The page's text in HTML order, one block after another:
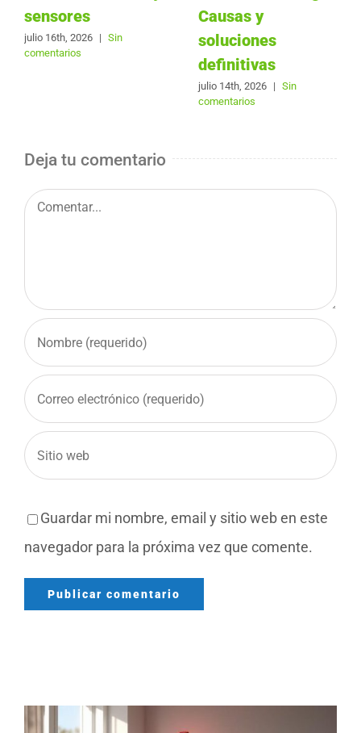
sensores
julio 16th, 2026 | Sin
comentarios
Causas y
soluciones
definitivas
julio 14th, 2026 | Sin
comentarios
Deja tu comentario
Comentar
Guardar mi nombre, email y sitio web en este
navegador para la próxima vez que comente.